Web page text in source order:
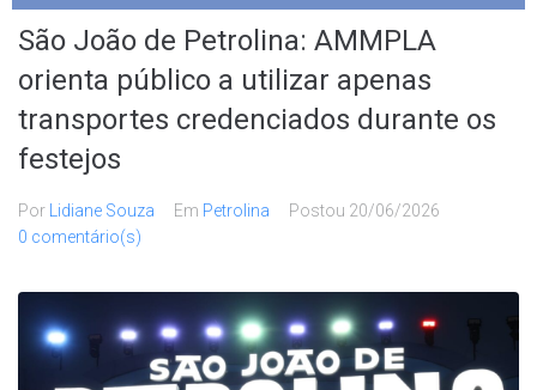
São João de Petrolina: AMMPLA
orienta público a utilizar apenas
transportes credenciados durante os
festejos
Por Lidiane Souza Em Petrolina Postou 20/06/2026
0 comentário(s)